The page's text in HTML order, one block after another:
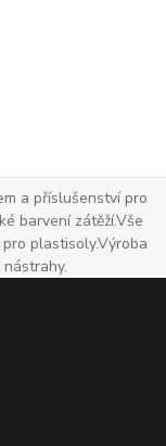
a příslušenství pro
barvení zátěží.Vše
plastisoly.Výroba